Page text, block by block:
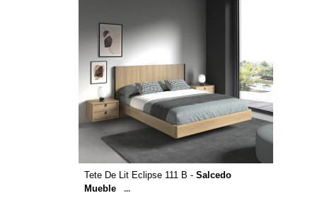
Tete De Lit Eclipse 111 B - Salcedo
Mueble
...